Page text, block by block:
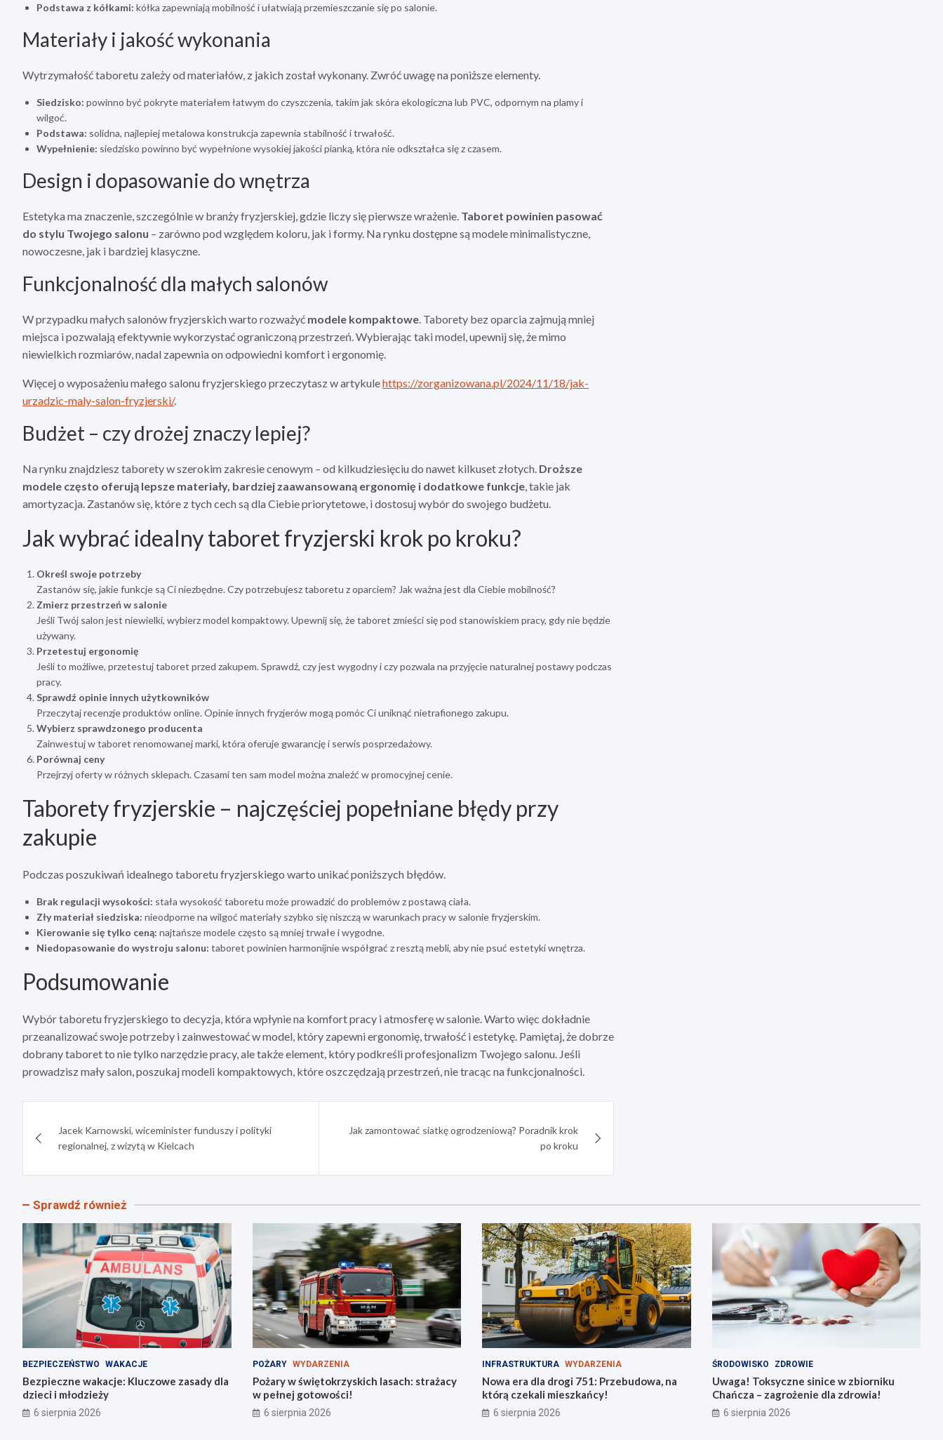
Podstawa z kółkami: kółka zapewniają mobilność i ułatwiają przemieszczanie się po salonie.
Materiały i jakość wykonania
Wytrzymałość taboretu zależy od materiałów, z jakich został wykonany. Zwróć uwagę na poniższe elementy.
Siedzisko: powinno być pokryte materiałem łatwym do czyszczenia, takim jak skóra ekologiczna lub PVC, odpornym na plamy i
wilgoć.
Podstawa: solidna, najlepiej metalowa konstrukcja zapewnia stabilność i trwałość.
Wypełnienie: siedzisko powinno być wypełnione wysokiej jakości pianką, która nie odkształca się z czasem.
Design i dopasowanie do wnętrza
Estetyka ma znaczenie, szczególnie w branży fryzjerskiej, gdzie liczy się pierwsze wrażenie. Taboret powinien pasować
do stylu Twojego salonu – zarówno pod względem koloru, jak i formy. Na rynku dostępne są modele minimalistyczne,
nowoczesne, jak i bardziej klasyczne.
Funkcjonalność dla małych salonów
W przypadku małych salonów fryzjerskich warto rozważyć modele kompaktowe. Taborety bez oparcia zajmują mniej
miejsca i pozwalają efektywnie wykorzystać ograniczoną przestrzeń. Wybierając taki model, upewnij się, że mimo
niewielkich rozmiarów, nadal zapewnia on odpowiedni komfort i ergonomię.
Więcej o wyposażeniu małego salonu fryzjerskiego przeczytasz w artykulehttps://zorganizowana.pl/2024/11/18/jak-
urzadzic-maly-salon-fryzjerski/.
Budżet – czy drożej znaczy lepiej?
Na rynku znajdziesz taborety w szerokim zakresie cenowym – od kilkudziesięciu do nawet kilkuset złotych. Droższe
modele często oferują lepsze materiały, bardziej zaawansowaną ergonomię i dodatkowe funkcje, takie jak
amortyzacja. Zastanów się, które z tych cech są dla Ciebie priorytetowe, i dostosuj wybór do swojego budżetu.
Jak wybrać idealny taboret fryzjerski krok po kroku?
Określ swoje potrzeby
Zastanów się, jakie funkcje są Ci niezbędne. Czy potrzebujesz taboretu z oparciem? Jak ważna jest dla Ciebie mobilność?
Zmierz przestrzeń w salonie
Jeśli Twój salon jest niewielki, wybierz model kompaktowy. Upewnij się, że taboret zmieści się pod stanowiskiem pracy, gdy nie będzie
używany.
Przetestuj ergonomię
Jeśli to możliwe, przetestuj taboret przed zakupem. Sprawdź, czy jest wygodny i czy pozwala na przyjęcie naturalnej postawy podczas
pracy.
Sprawdź opinie innych użytkowników
Przeczytaj recenzje produktów online. Opinie innych fryzjerów mogą pomóc Ci uniknąć nietrafionego zakupu.
Wybierz sprawdzonego producenta
Zainwestuj w taboret renomowanej marki, która oferuje gwarancję i serwis posprzedażowy.
Porównaj ceny
Przejrzyj oferty w różnych sklepach. Czasami ten sam model można znaleźć w promocyjnej cenie.
Taborety fryzjerskie – najczęściej popełniane błędy przy
zakupie
Podczas poszukiwań idealnego taboretu fryzjerskiego warto unikać poniższych błędów.
Brak regulacji wysokości: stała wysokość taboretu może prowadzić do problemów z postawą ciała.
Zły materiał siedziska: nieodporne na wilgoć materiały szybko się niszczą w warunkach pracy w salonie fryzjerskim.
Kierowanie się tylko ceną: najtańsze modele często są mniej trwałe i wygodne.
Niedopasowanie do wystroju salonu: taboret powinien harmonijnie współgrać z resztą mebli, aby nie psuć estetyki wnętrza.
Podsumowanie
Wybór taboretu fryzjerskiego to decyzja, która wpłynie na komfort pracy i atmosferę w salonie. Warto więc dokładnie
przeanalizować swoje potrzeby i zainwestować w model, który zapewni ergonomię, trwałość i estetykę. Pamiętaj, że dobrze
dobrany taboret to nie tylko narzędzie pracy, ale także element, który podkreśli profesjonalizm Twojego salonu. Jeśli
prowadzisz mały salon, poszukaj modeli kompaktowych, które oszczędzają przestrzeń, nie tracąc na funkcjonalności.
wpisuJacek Karnowski, wiceminister funduszy i polityki
regionalnej, z wizytą w Kielcach
Jak zamontować siatkę ogrodzeniową? Poradnik krok
po kroku
Sprawdź również
BEZPIECZEŃSTWO WAKACJE
Bezpieczne wakacje: Kluczowe zasady dla
dzieci i młodzieży
6 sierpnia 2026
POŻARY WYDARZENIA
Pożary w świętokrzyskich lasach: strażacy
w pełnej gotowości!
6 sierpnia 2026
INFRASTRUKTURA WYDARZENIA
Nowa era dla drogi 751: Przebudowa, na
którą czekali mieszkańcy!
6 sierpnia 2026
ŚRODOWISKO ZDROWIE
Uwaga! Toksyczne sinice w zbiorniku
Chańcza – zagrożenie dla zdrowia!
6 sierpnia 2026